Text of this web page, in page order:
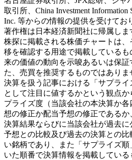
取引所、China Investment Information
Inc. 等からの情報の提供を受けてお
著作権は日本経済新聞社に帰属しま
株探に掲載される株価チャートは
移を確認する用途で掲載している
来の価値の動向を示唆あるいは保証
た、売買を推奨するものではありま
決算を扱う記事における「サプラ
として注目に値するかという観点
プライズ度（当該会社の本決算か
想の修正か配当予想の修正である
決算結果ならびに当該会社が過去
予想との比較及び過去の決算との
い銘柄であり、また「サプライズ
いた順番で決算情報を掲載してい